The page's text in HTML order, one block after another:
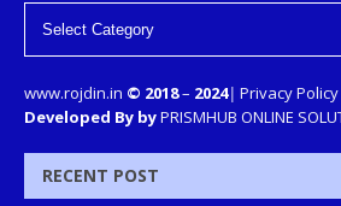
www.rojdin.in © 2018– 2024| Privacy Policy
Developed By byPRISMHUB ONLINE
RECENT POST